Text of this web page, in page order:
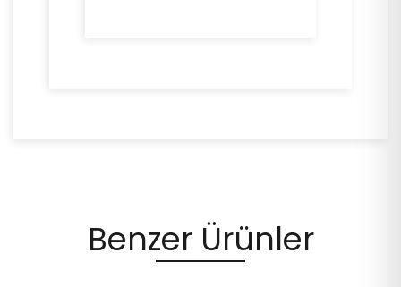
Benzer Ürünler